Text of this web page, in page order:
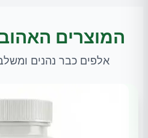
המוצרים
אלפים כבר נהנים